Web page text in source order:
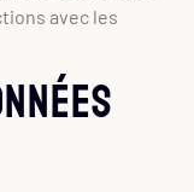
avec les